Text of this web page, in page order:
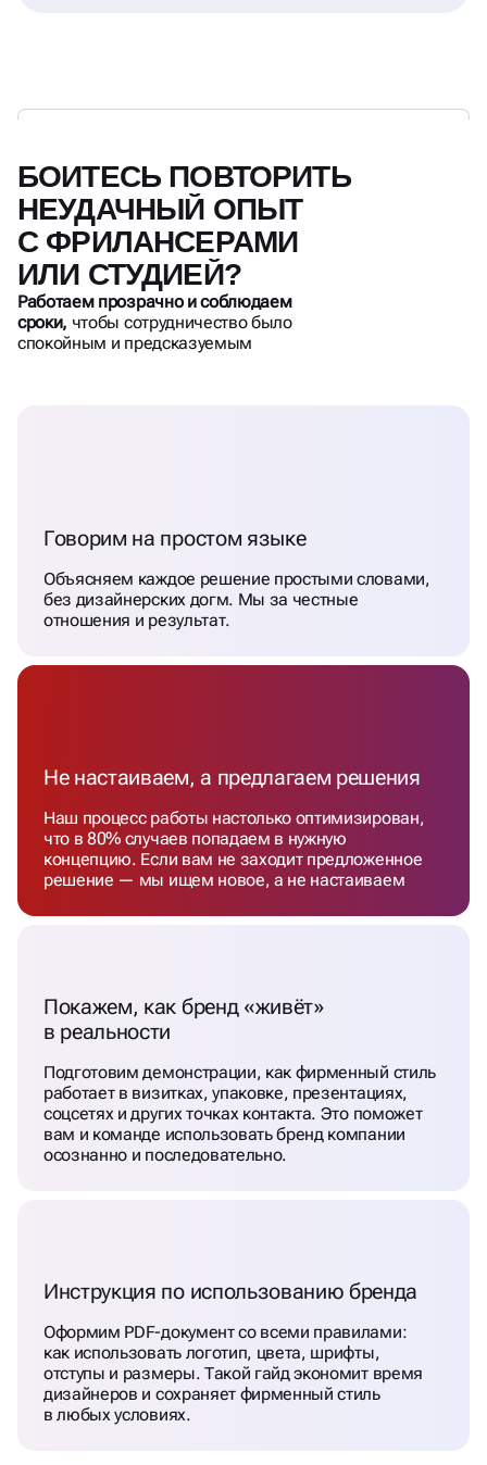
БОИТЕСЬ ПОВТОРИТЬ
НЕУДАЧНЫЙ ОПЫТ
С ФРИЛАНСЕРАМИ
ИЛИ СТУДИЕЙ?
Работаем прозрачно и соблюдаем
сроки, чтобы сотрудничество было
спокойным и предсказуемым
Говорим на простом языке
Объясняем каждое решение простыми словами,
без дизайнерских догм. Мы за честные
отношения и результат.
Не настаиваем, а предлагаем решения
Наш процесс работы настолько оптимизирован,
что в 80% случаев попадаем в нужную
концепцию. Если вам не заходит предложенное
решение — мы ищем новое, а не настаиваем
Покажем, как бренд «живёт»
в реальности
Подготовим демонстрации, как фирменный стиль
работает в визитках, упаковке, презентациях,
соцсетях и других точках контакта. Это поможет
вам и команде использовать бренд компании
осознанно и последовательно.
Инструкция по использованию бренда
Оформим PDF-документ со всеми правилами:
как использовать логотип, цвета, шрифты,
отступы и размеры. Такой гайд экономит время
дизайнеров и сохраняет фирменный стиль
в любых условиях.